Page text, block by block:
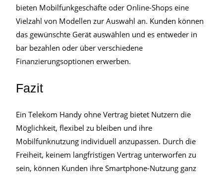
bieten Mobilfunkgeschäfte oder Online-Shops eine
Vielzahl von Modellen zur Auswahl an. Kunden können
das gewünschte Gerät auswählen und es entweder in
bar bezahlen oder über verschiedene
Finanzierungsoptionen erwerben.
Fazit
Ein Telekom Handy ohne Vertrag bietet Nutzern die
Möglichkeit, flexibel zu bleiben und ihre
Mobilfunknutzung individuell anzupassen. Durch die
Freiheit, keinem langfristigen Vertrag unterworfen zu
sein, können Kunden ihre Smartphone-Nutzung ganz